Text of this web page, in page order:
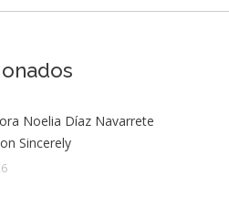
Noelia Díaz Navarrete
Sincerely